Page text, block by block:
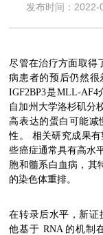
发布时间：
尽管在治疗方面取得
病患者的预后仍然很
IGF2BP3是MLL-AF4
自加州大学洛杉矶分
高表达的蛋白可能减
性。 相关研究成果
些癌症通常具有高水
胞和髓系白血病，其
的染色体重排。
在转录后水平，新证
他基于 RNA 的机制